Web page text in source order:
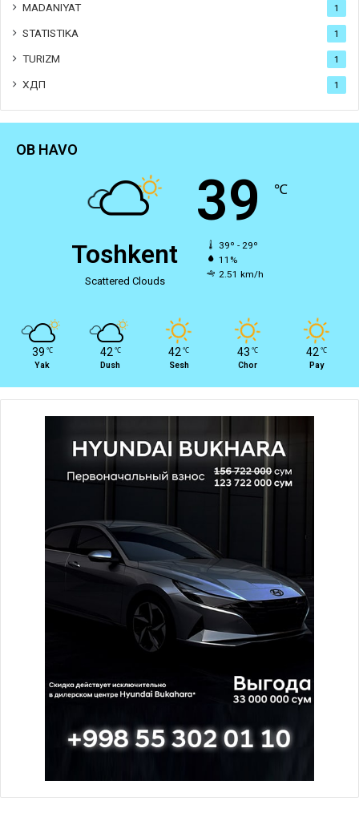
MADANIYAT 1
STATISTIKA 1
TURIZM 1
ХДП 1
OB HAVO
Toshkent
Scattered Clouds
39 ℃
39º - 29º
11%
2.51 km/h
39 ℃
Yak
42 ℃
Dush
42 ℃
Sesh
43 ℃
Chor
42 ℃
Pay